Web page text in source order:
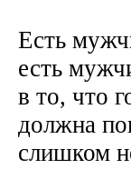
Есть
есть
в то, что
должна
слишком